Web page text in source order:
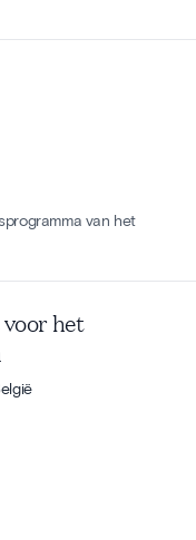
van het
het